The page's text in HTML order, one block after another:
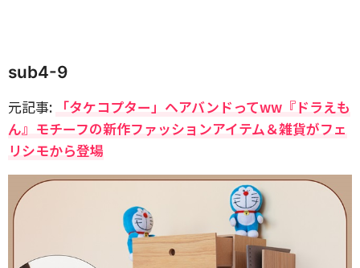
sub4-9
元記事: 「タケコプター」ヘアバンドってww『ドラえも
ん』モチーフの新作ファッションアイテム＆雑貨がフェ
リシモから登場